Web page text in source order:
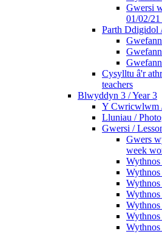
Gwersi
01/02/
Parth Ddigidol
Cysylltu â'r
teachers
Blwyddyn 3 / Year 3
Y Cwricwlwm
Lluniau /
Gwersi /
Gwers
week
Wythnos
Wythnos